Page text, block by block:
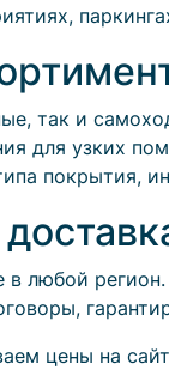
так и
для узких
покрытия,
в любой
цены на